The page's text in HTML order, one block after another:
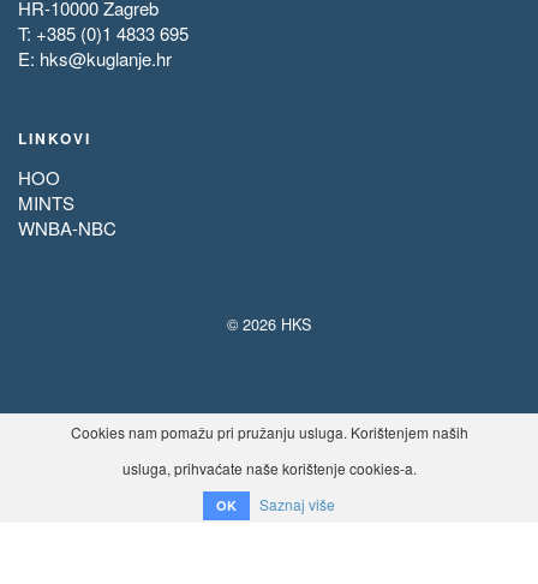
HR-10000 Zagreb
T: +385 (0)1 4833 695
E: hks@kuglanje.hr
LINKOVI
HOO
MINTS
WNBA-NBC
© 2026 HKS
Cookies nam pomažu pri pružanju usluga. Korištenjem naših
usluga, prihvaćate naše korištenje cookies-a.
OK Saznaj više